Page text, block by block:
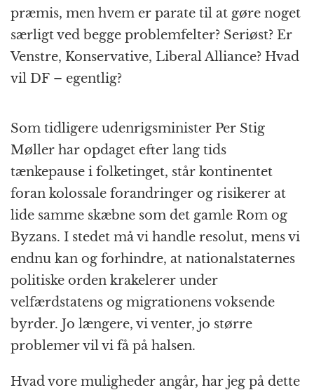
præmis, men hvem er parate til at gøre noget
særligt ved begge problemfelter? Seriøst? Er
Venstre, Konservative, Liberal Alliance? Hvad
vil DF – egentlig?
Som tidligere udenrigsminister Per Stig
Møller har opdaget efter lang tids
tænkepause i folketinget, står kontinentet
foran kolossale forandringer og risikerer at
lide samme skæbne som det gamle Rom og
Byzans. I stedet må vi handle resolut, mens vi
endnu kan og forhindre, at nationalstaternes
politiske orden krakelerer under
velfærdstatens og migrationens voksende
byrder. Jo længere, vi venter, jo større
problemer vil vi få på halsen.
Hvad vore muligheder angår, har jeg på dette